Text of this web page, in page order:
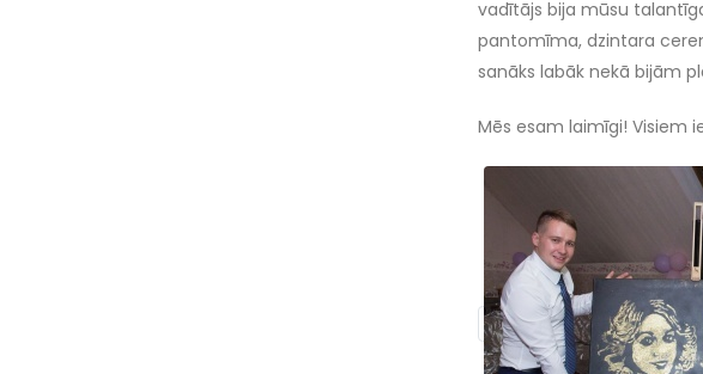
vadītājs bija mūsu
pantomīma, dzintara
sanāks labāk nekā bijām
Mēs esam laimīgi! Visiem